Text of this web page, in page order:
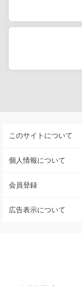
このサイトについて
個人情報について
会員登録
広告表示について